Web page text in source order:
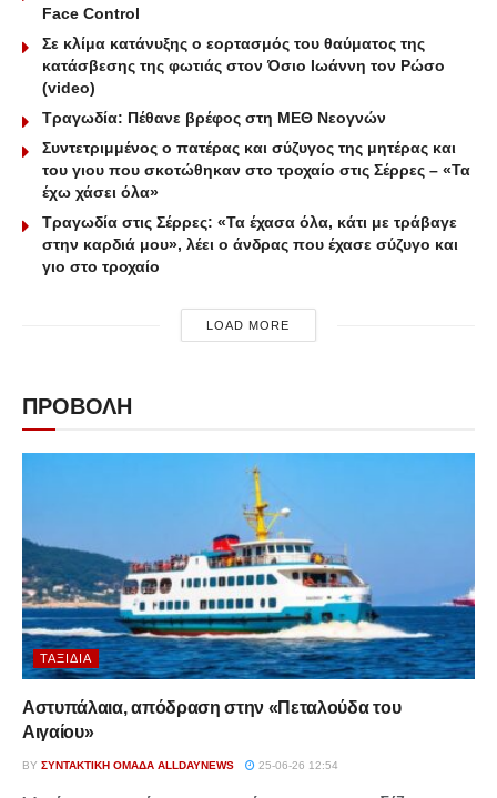
Face Control
Σε κλίμα κατάνυξης ο εορτασμός του θαύματος της
κατάσβεσης της φωτιάς στον Όσιο Ιωάννη τον Ρώσο
(video)
Τραγωδία: Πέθανε βρέφος στη ΜΕΘ Νεογνών
Συντετριμμένος ο πατέρας και σύζυγος της μητέρας και
του γιου που σκοτώθηκαν στο τροχαίο στις Σέρρες – «Τα
έχω χάσει όλα»
Τραγωδία στις Σέρρες: «Τα έχασα όλα, κάτι με τράβαγε
στην καρδιά μου», λέει ο άνδρας που έχασε σύζυγο και
γιο στο τροχαίο
LOAD MORE
ΠΡΟΒΟΛΗ
ΤΑΞΊΔΙΑ
Αστυπάλαια, απόδραση στην «Πεταλούδα του
Αιγαίου»
BY ΣΥΝΤΑΚΤΙΚΉ ΟΜΆΔΑ ALLDAYNEWS 25-06-26 12:54